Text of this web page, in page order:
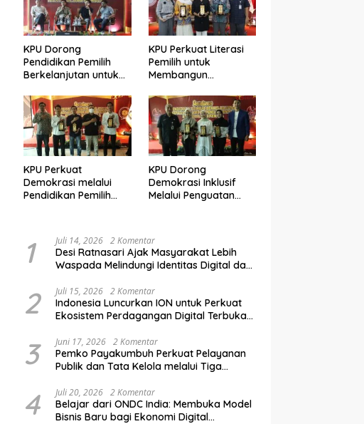
KPU Dorong
Pendidikan Pemilih
Berkelanjutan untuk
Demokrasi
KPU Perkuat Literasi
Pemilih untuk
Membangun
Berkualitas
KPU Perkuat
Demokrasi melalui
Pendidikan Pemilih
Marjinal, dan Pemula
KPU Dorong
Demokrasi Inklusif
Melalui Penguatan
1 Juli 14, 2026 2 Komentar
Desi Ratnasari Ajak Masyarakat Lebih
Waspada Melindungi Identitas Digital dan
2 Juli 15, 2026 2 Komentar
Indonesia Luncurkan ION untuk Perkuat
Ekosistem Perdagangan Digital Terbuka
3 Juni 17, 2026 2 Komentar
Pemko Payakumbuh Perkuat Pelayanan
Publik dan Tata Kelola melalui Tiga
4 Juli 20, 2026 2 Komentar
Belajar dari ONDC India: Membuka Model
Bisnis Baru bagi Ekonomi Digital